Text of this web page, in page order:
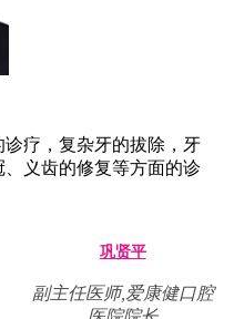
疗，复杂牙的拔除，牙
义齿的修复等方面的诊
巩贤平
副主任医师,爱康健口腔